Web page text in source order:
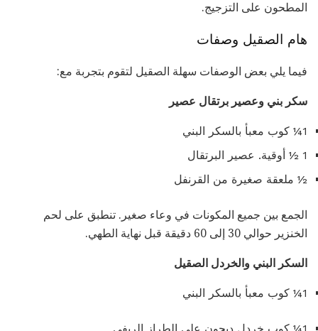
المطحون على التزجيج.
هام الصقيل وصفات
فيما يلي بعض الوصفات سهلة الصقيل لتقوم بتجربة مع:
سكر بني وعصير برتقال عصير
1¼ كوب معبأ بالسكر البني
1 ½ أوقية. عصير البرتقال
½ ملعقة صغيرة من القرنفل
الجمع بين جميع المكونات في وعاء صغير. تنطبق على لحم
الخنزير حوالي 30 إلى 60 دقيقة قبل نهاية الطهي.
السكر البني والخردل الصقيل
1¼ كوب معبأ بالسكر البني